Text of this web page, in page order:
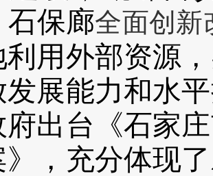
石保廊全面创新
利用外部资源
发展能力和水
府出台《石家
》，充分体现